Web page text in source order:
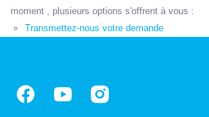
moment , plusieurs options s'offrent à vous :
Transmettez-nous votre demande